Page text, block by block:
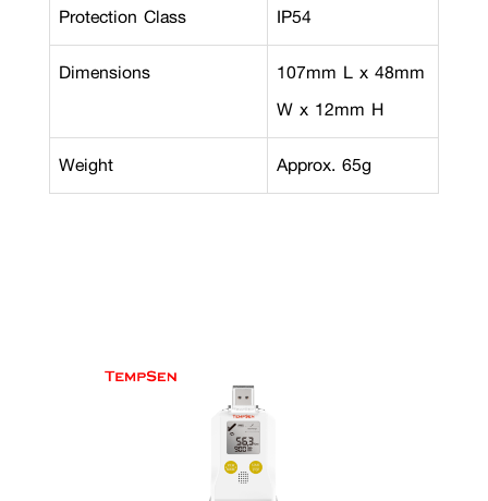
Protection Class
IP54
Dimensions
107mm L x 48mm
W x 12mm H
Weight
Approx. 65g